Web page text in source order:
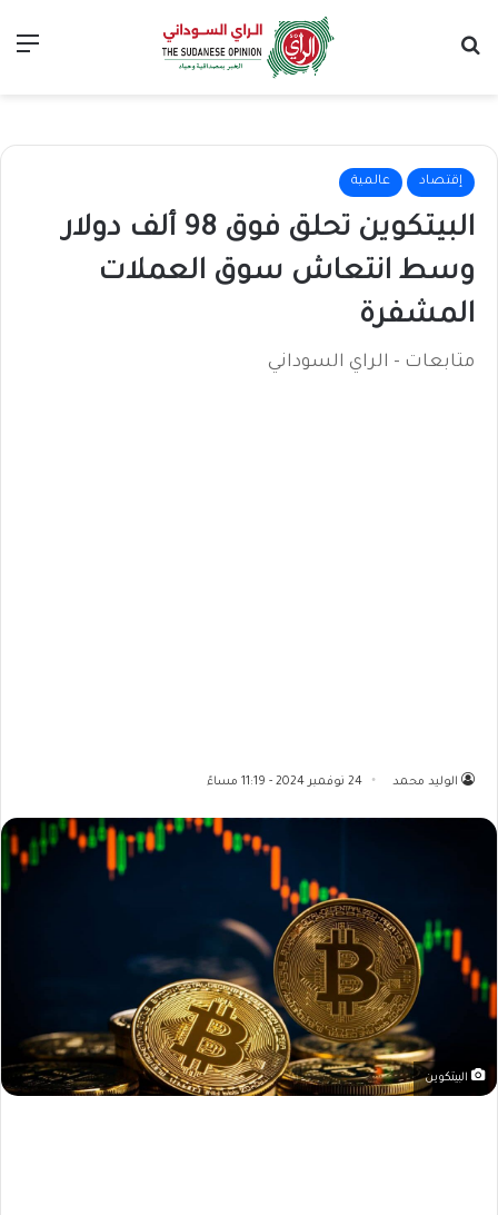
إقتصاد عالمية
البيتكوين تحلق فوق 98 ألف دولار
وسط انتعاش سوق العملات
المشفرة
متابعات - الراي السوداني
الوليد محمد 24 نوفمبر 2024 - 11:19 مساءً
البيتكوين